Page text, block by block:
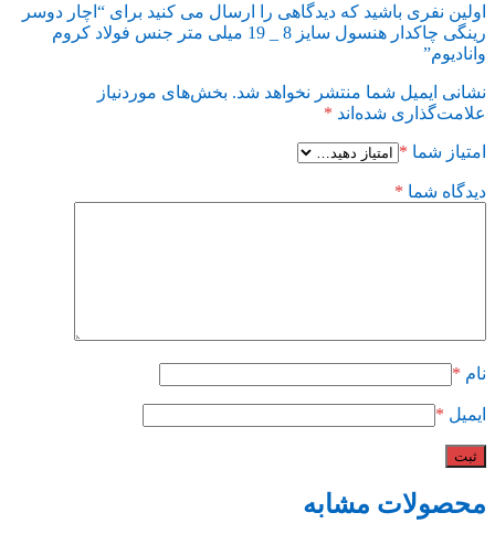
اولین نفری باشید که دیدگاهی را ارسال می کنید برای “اچار دوسر
رینگی چاکدار هنسول سایز 8 _ 19 میلی متر جنس فولاد کروم
وانادیوم”
نشانی ایمیل شما منتشر نخواهد شد. بخش‌های موردنیاز
علامت‌گذاری شده‌اند *
امتیاز شما *
دیدگاه شما *
نام *
ایمیل *
محصولات مشابه